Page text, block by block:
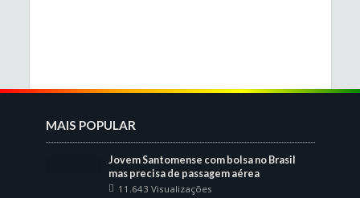
MAIS POPULAR
Jovem Santomense com bolsa no Brasil
mas precisa de passagem aérea
11.643 Visualizações